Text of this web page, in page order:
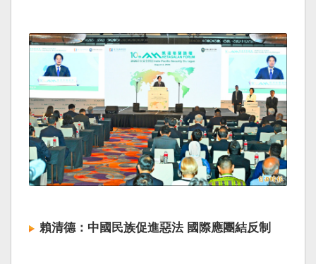
之實的認知作戰，企圖藉海事管制將台海內水
化，予以最嚴厲譴責，並要求中方恪守國際規
範，避免破壞區域的和平穩定。 海巡署同時強
調，將持續運用聯合情監偵手段，全天候掌握我
國周邊海域動態，目前未偵獲中國船舶異常舉
動，亦未接獲航商反映遭到廣播干擾，提醒航經
該海域之商貨輪，如接獲中方廣播時，無需理會
中方要求，並請立即通報相關單位，海巡署將會
採取一切必要手段，確保船舶航行自由與安全。
兩岸已有正常外交，中國也可致力提升國民福
祉。 如果一九四五年八一五台灣獨立了，就像二
戰後許多殖民地選擇獨立，成為杭廷頓第二波民
主化的歷史。獨立的台灣會像脫離日本殖民的韓
國，八一五這一天成為獨立紀念日及光復節。不
同於有國家歷史的朝鮮，台灣是新興國家，開展
自己國家的歷史。台灣沒有像朝鮮的左右路線競
逐政權，造成內戰形成南韓、北朝分裂國家的歷
史。或許會有左右路線政黨，形塑台灣的國家之
路。 如果一九四五年八一五台灣獨立了，一九四
史就會是另一種局面，與台灣無關。台灣沒有中
賴清德：中國民族促進惡法 國際應團結反制